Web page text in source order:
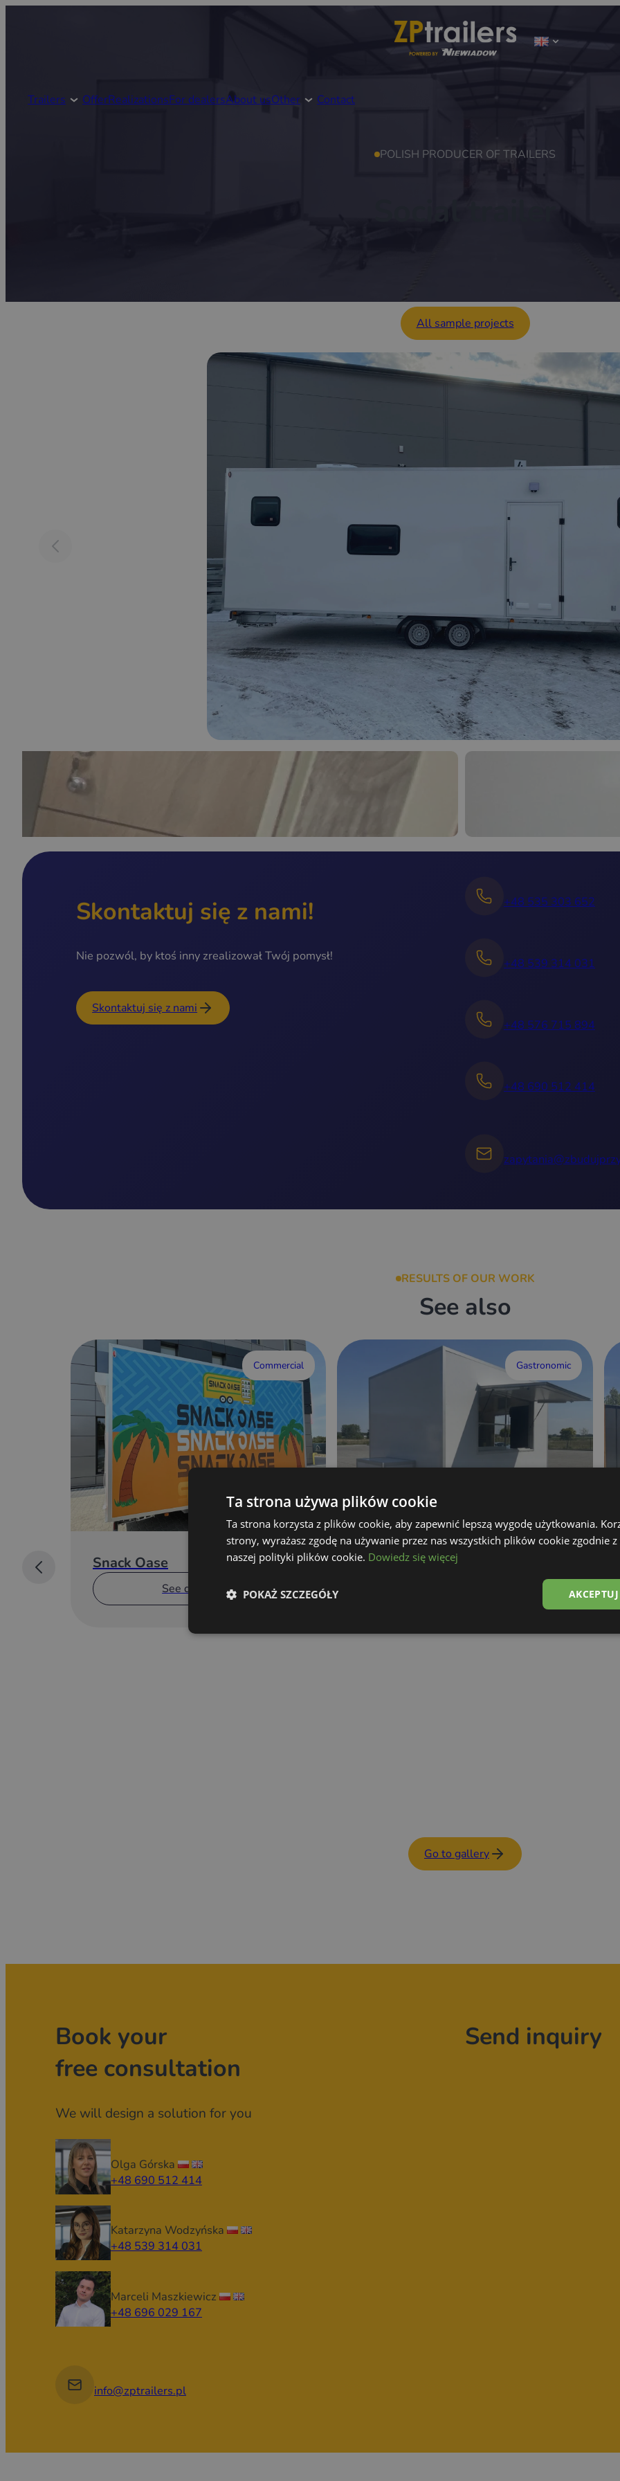
Trailers OfferRealizationsFor dealersAbout usOther Contact
POLISH PRODUCER OF TRAILERS
All sample projects
Skontaktuj się z nami!
Nie pozwól, by ktoś inny zrealizował Twój pomysł!
Skontaktuj się z nami
+48 535 303 652
+48 539 314 031
+48 576 715 894
+48 690 512 414
RESULTS OF OUR WORK
See also
Commercial
Snack Oase
See details
Gastronomic
Food Trailer
Go to gallery
Book your
free consultation
We will design a solution for you
Olga Górska
+48 690 512 414
Katarzyna Wodzyńska
+48 539 314 031
Marceli Maszkiewicz
+48 696 029 167
info@zptrailers.pl
Send inquiry
Ta strona używa plików cookie
Ta strona korzysta z plików cookie, aby zapewnić lepszą wygodę użytkowania.
strony, wyrażasz zgodę na używanie przez nas wszystkich plików cookie zgodnie
naszej polityki plików cookie. Dowiedz się więcej
POKAŻ SZCZEGÓŁY